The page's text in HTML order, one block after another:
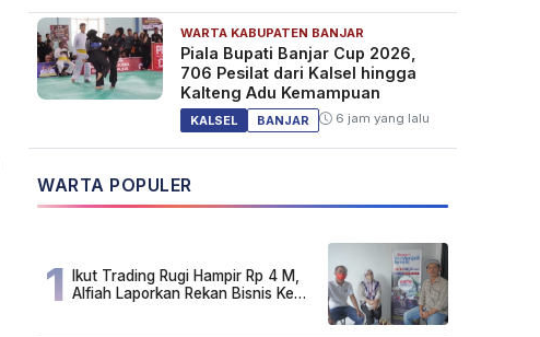
WARTA KABUPATEN BANJAR
Piala Bupati Banjar Cup 2026,
706 Pesilat dari Kalsel hingga
Kalteng Adu Kemampuan
KALSEL BANJAR 6 jam yang lalu
WARTA POPULER
1 Ikut Trading Rugi Hampir Rp 4 M,
Alfiah Laporkan Rekan Bisnis Ke